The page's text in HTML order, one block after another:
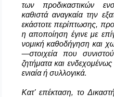
των προδικαστικών
καθιστά αναγκαία την
εκάστοτε περίπτωσης,
η αποποίηση έγινε με
νομική καθοδήγηση και
—στοιχεία που
ζητήματα και
ενιαία ή συλλογικά.
Κατ' επέκταση, το